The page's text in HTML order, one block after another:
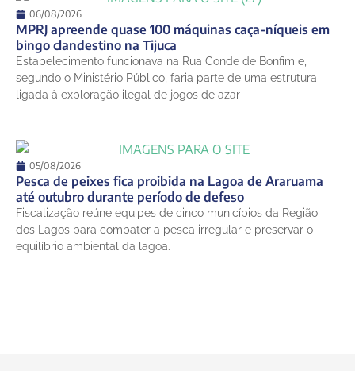
06/08/2026
MPRJ apreende quase 100 máquinas caça-níqueis em
bingo clandestino na Tijuca
Estabelecimento funcionava na Rua Conde de Bonfim e,
segundo o Ministério Público, faria parte de uma estrutura
ligada à exploração ilegal de jogos de azar
05/08/2026
Pesca de peixes fica proibida na Lagoa de Araruama
até outubro durante período de defeso
Fiscalização reúne equipes de cinco municípios da Região
dos Lagos para combater a pesca irregular e preservar o
equilíbrio ambiental da lagoa.